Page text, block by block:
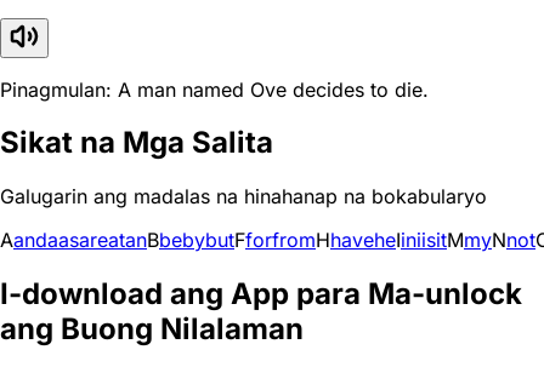
Pinagmulan: A man named Ove decides to die.
Sikat na Mga Salita
Galugarin ang madalas na hinahanap na bokabularyo
AandaasareatanBbebybutFforfromHhaveheIiniisitMmyNnot
I-download ang App para Ma-unlock
ang Buong Nilalaman